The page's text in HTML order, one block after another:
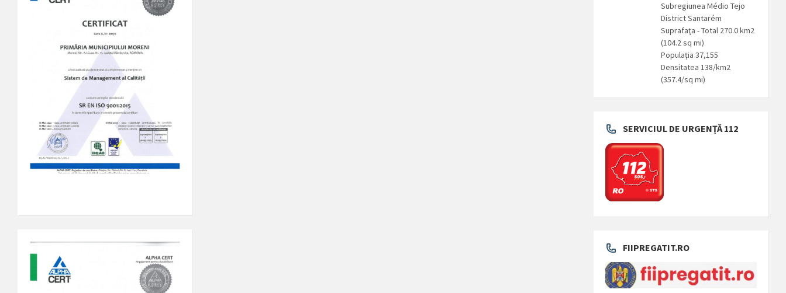
Subregiunea Médio Tejo
District Santarém
Suprafaţa - Total 270.0 km2
(104.2 sq mi)
Populaţia 37,155
Densitatea 138/km2
(357.4/sq mi)
SERVICIUL DE URGENȚĂ 112
FIIPREGATIT.RO